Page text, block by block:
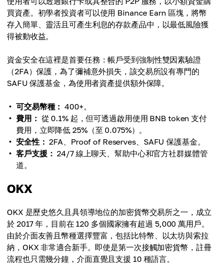
買資產。初學者投資者可以使用 Binance Earn 區塊，將幣
存入簡單、靈活且可產生利息的存款產品中，以最低風險獲
得被動收益。
資金安全在這裡是首要任務：帳戶受到強制性雙因素驗證
（2FA）保護，為了彌補意外損失，該交易所設有專門的
SAFU 保護基金，為使用者資產提供額外保障。
可交易幣種： 400+。
費用： 從 0.1% 起，但可透過啟用使用 BNB token 支付
費用，立即降低 25%（至 0.075%）。
安全性： 2FA、Proof of Reserves、SAFU 保護基金。
客戶支援： 24/7 線上聊天、幫助中心和官方社群媒體管
道。
OKX
OKX 是歷史悠久且具領導地位的加密貨幣交易所之一，成立
於 2017 年，目前在 120 多個國家擁有超過 5,000 萬用戶。
由於介面友善且幣種選擇豐富，包括比特幣、以太坊與索拉
納，OKX 非常適合新手。即使是第一次接觸加密貨幣，註冊
流程也只需幾分鐘，介面直覺且支援 10 種語言。